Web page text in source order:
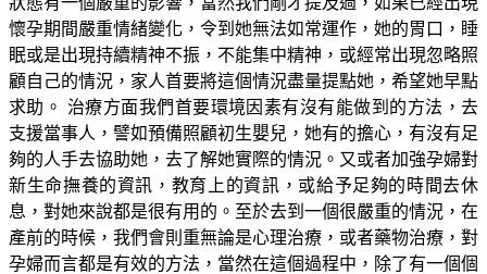
懷孕期間嚴重情緒變化，令到她無法如常運作，她的胃口，睡
眠或是出現持續精神不振，不能集中精神，或經常出現忽略照
顧自己的情況，家人首要將這個情況盡量提點她，希望她早點
求助。 治療方面我們首要環境因素有沒有能做到的方法，去
支援當事人，譬如預備照顧初生嬰兒，她有的擔心，有沒有足
夠的人手去協助她，去了解她實際的情況。又或者加強孕婦對
新生命撫養的資訊，教育上的資訊，或給予足夠的時間去休
息，對她來說都是很有用的。至於去到一個很嚴重的情況，在
產前的時候，我們會則重無論是心理治療，或者藥物治療，對
孕婦而言都是有效的方法，當然在這個過程中，除了有一個個